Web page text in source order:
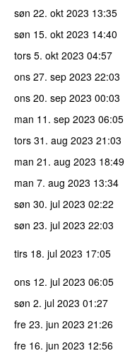
søn 22. okt 2023 13:35
søn 15. okt 2023 14:40
tors 5. okt 2023 04:57
ons 27. sep 2023 22:03
ons 20. sep 2023 00:03
man 11. sep 2023 06:05
tors 31. aug 2023 21:03
man 21. aug 2023 18:49
man 7. aug 2023 13:34
søn 30. jul 2023 02:22
søn 23. jul 2023 22:03
tirs 18. jul 2023 17:05
ons 12. jul 2023 06:05
søn 2. jul 2023 01:27
fre 23. jun 2023 21:26
fre 16. jun 2023 12:56